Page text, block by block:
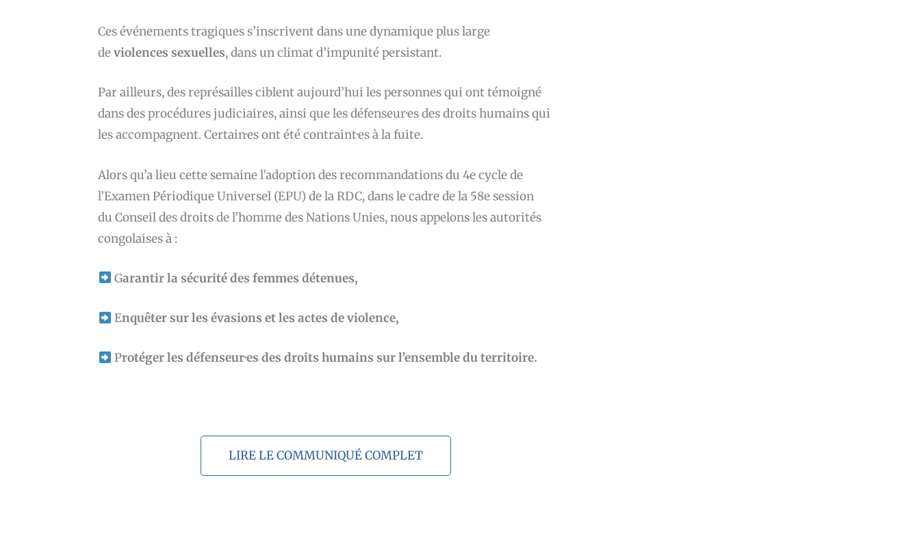
Ces événements tragiques s’inscrivent dans une dynamique plus large
deviolences sexuelles, dans un climat d’impunité persistant.
Par ailleurs, des représailles ciblent aujourd’hui les personnes qui ont témoigné
dans des procédures judiciaires, ainsi que les défenseur·es des droits humains qui
les accompagnent. Certain·es ont été contraint·es à la fuite.
Alors qu’a lieu cette semaine l’adoption des recommandations du 4e cycle de
l’Examen Périodique Universel (EPU) de la RDC, dans le cadre de la 58e session
du Conseil des droits de l’homme des Nations Unies, nous appelons les autorités
congolaises à :
Garantir la sécurité des femmes détenues,
Enquêter sur les évasions et les actes de violence,
Protéger les défenseur·es des droits humains sur l’ensemble du territoire.
LIRE LE COMMUNIQUÉ COMPLET